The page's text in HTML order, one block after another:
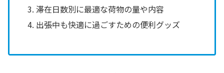
滞在日数別に最適な荷物の量や内容
出張中も快適に過ごすための便利グッズ